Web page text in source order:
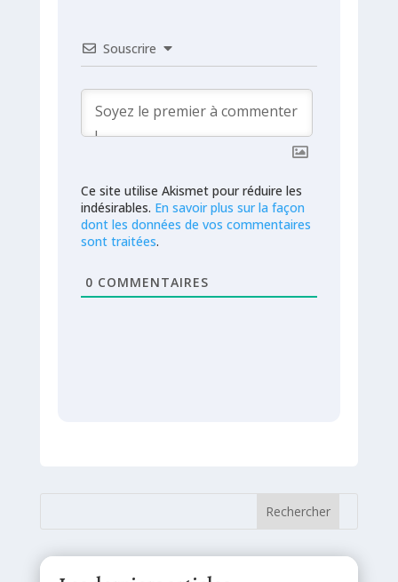
Souscrire
Ce site utilise Akismet pour réduire les
indésirables. En savoir plus sur la façon
dont les données de vos commentaires
sont traitées.
0 COMMENTAIRES